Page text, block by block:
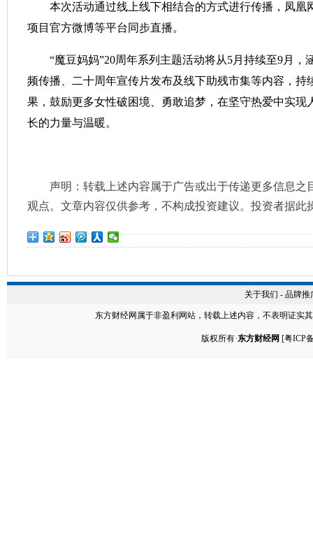
本次活动通过线上线下相结合的方式进行传播，凤凰
项目官方微博等平台同步直播。
“魔豆妈妈”20周年系列主题活动将从5月持续至9月，
频传播、二十周年宣传片发布及线下助残市集等内容，持
果，鼓励更多女性破困境、勇敢追梦，在坚守热爱中实现
长的力量与温暖。
声明：转载上述内容属于广告或出于传递更多信息之
观点。文章内容仅供参考，不构成投资建议。投资者据此
关于我们 - 品牌推
东方财经网 属于非盈利网站，转载上述内容，不表明证实
版权所有·东方财经网 [粤ICP